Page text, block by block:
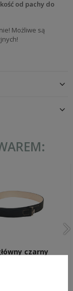
od pachy do
Możliwe są
czarny